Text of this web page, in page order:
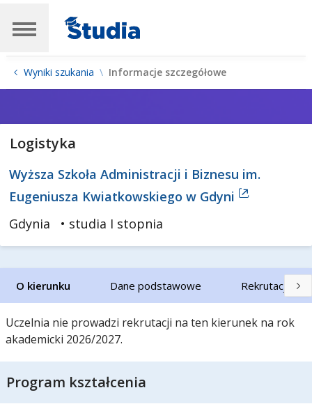
Wyniki szukania Informacje szczegółowe
Logistyka
Wyższa Szkoła Administracji i Biznesu im.
Eugeniusza Kwiatkowskiego w Gdyni
Gdynia
• studia I stopnia
O kierunku Dane podstawowe Rekrutacja
Uczelnia nie prowadzi rekrutacji na ten kierunek na rok
akademicki 2026/2027.
Program kształcenia